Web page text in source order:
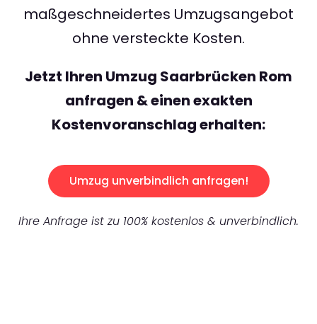
maßgeschneidertes Umzugsangebot
ohne versteckte Kosten.
Jetzt Ihren Umzug Saarbrücken Rom
anfragen & einen exakten
Kostenvoranschlag erhalten:
Umzug unverbindlich anfragen!
Ihre Anfrage ist zu 100% kostenlos & unverbindlich.